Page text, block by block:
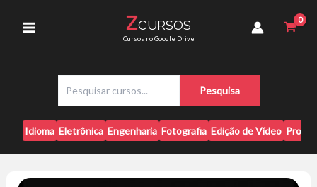
Menu
ZCURSOS
Cursos no Google Drive
s
q
u
i
a
Pesquisa
Idioma Eletrônica Engenharia Fotografia Edição de Vídeo